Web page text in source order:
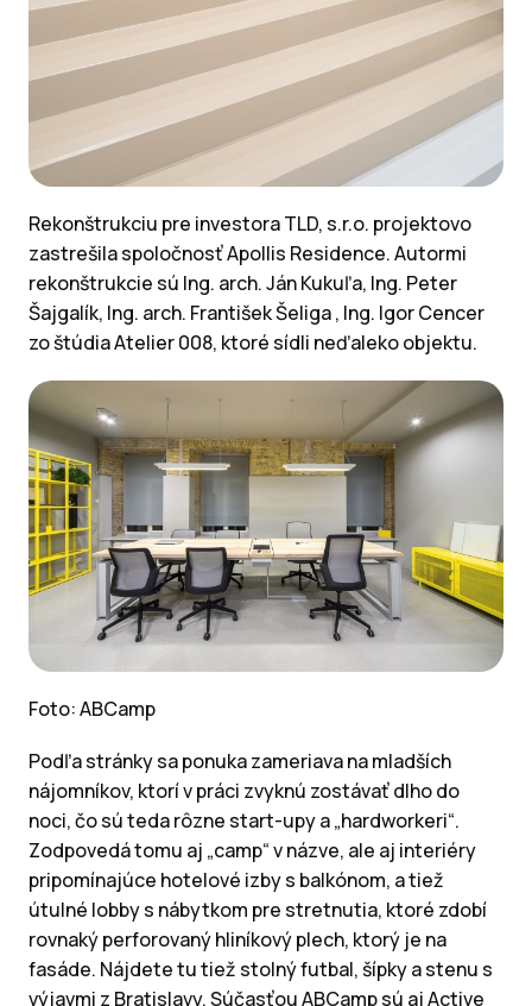
Rekonštrukciu pre investora TLD, s.r.o. projektovo
zastrešila spoločnosť Apollis Residence. Autormi
rekonštrukcie sú Ing. arch. Ján Kukuľa, Ing. Peter
Šajgalík, Ing. arch. František Šeliga , Ing. Igor Cencer
zo štúdia Atelier 008, ktoré sídli neďaleko objektu.
Foto: ABCamp
Podľa stránky sa ponuka zameriava na mladších
nájomníkov, ktorí v práci zvyknú zostávať dlho do
noci, čo sú teda rôzne start-upy a „hardworkeri“.
Zodpovedá tomu aj „camp“ v názve, ale aj interiéry
pripomínajúce hotelové izby s balkónom, a tiež
útulné lobby s nábytkom pre stretnutia, ktoré zdobí
rovnaký perforovaný hliníkový plech, ktorý je na
fasáde. Nájdete tu tiež stolný futbal, šípky a stenu s
výjavmi z Bratislavy. Súčasťou ABCamp sú aj Active